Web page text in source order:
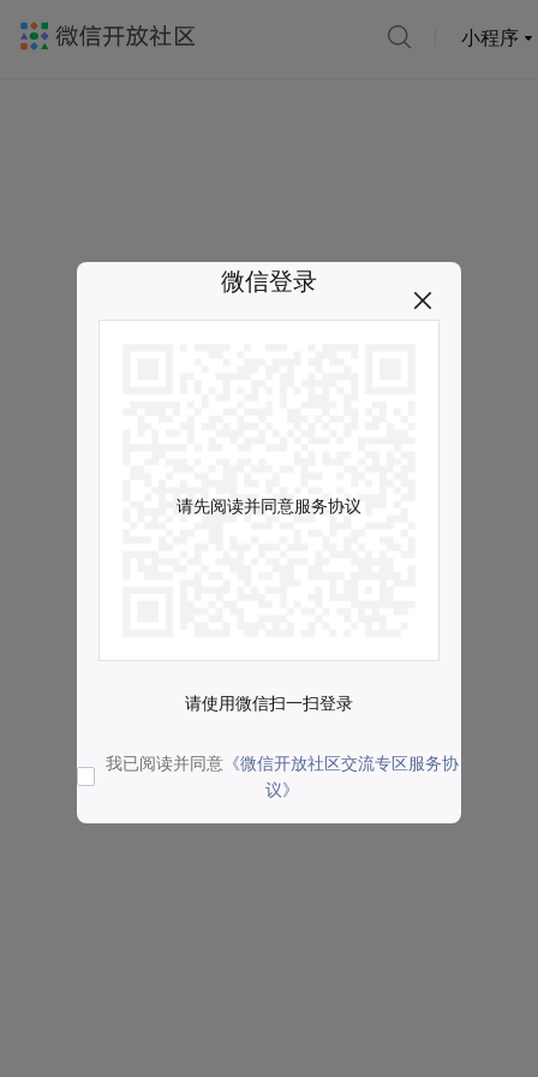
小程序
微信登录
请先阅读并同意服务协议
请使用微信扫一扫登录
我已阅读并同意 《微信开放社区交流专区服务协
议》